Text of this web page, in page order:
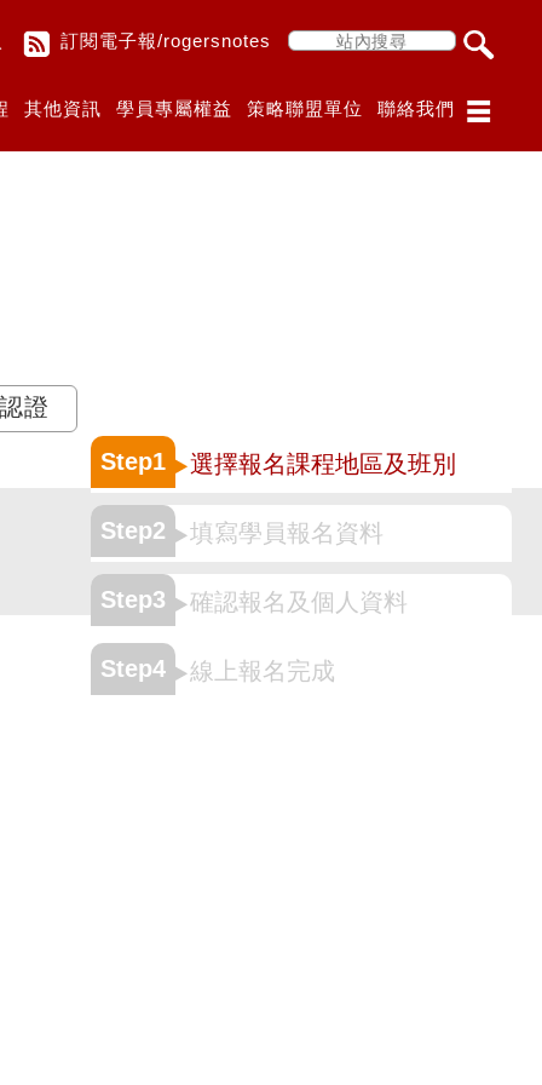
聯絡我們
策略聯盟單位
學員專屬權益
其他資訊
訂閱電子報/rogersnotes
證
Step1 選擇報名課程地區及班別
Step2 填寫學員報名資料
Step3 確認報名及個人資料
Step4 線上報名完成